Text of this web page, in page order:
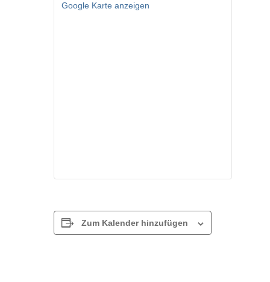
Google Karte anzeigen
Zum Kalender hinzufügen